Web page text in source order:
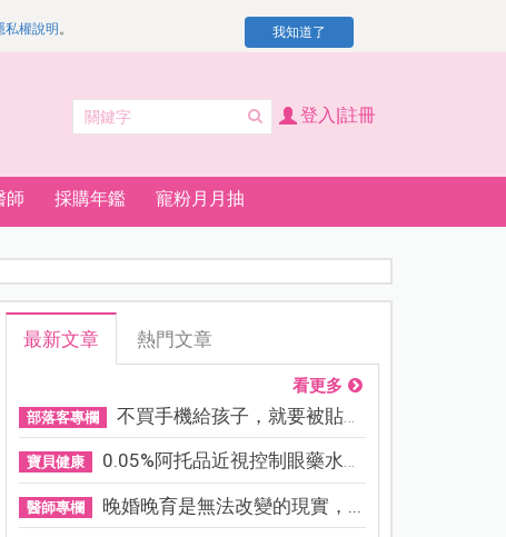
私權說明 。 我知道了
登入|註冊
師 採購年鑑 寵粉月月抽
最新文章 熱門文章
看更多
部落客專欄 不買手機給孩子，就要被貼「...
寶貝健康 0.05%阿托品近視控制眼藥水納...
醫師專欄 晚婚晚育是無法改變的現實，...